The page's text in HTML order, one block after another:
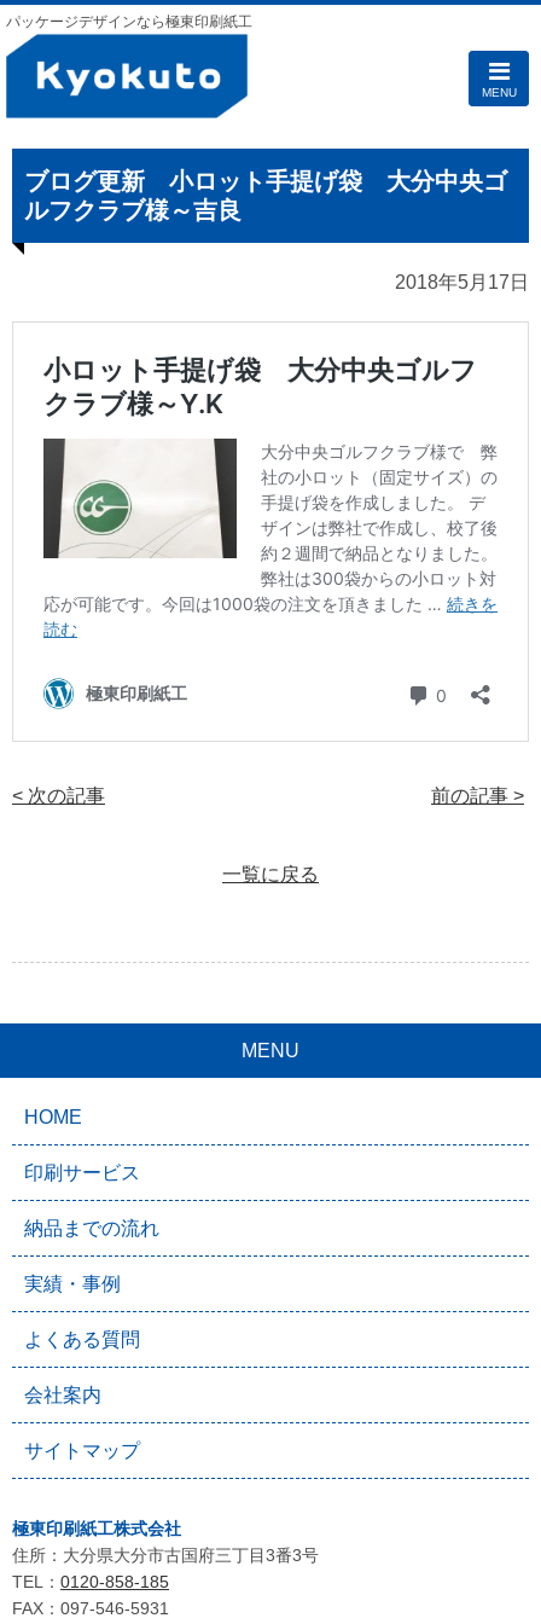
パッケージデザインなら極東印刷紙工
MENU
ブログ更新 小ロット手提げ袋 大分中央ゴ
ルフクラブ様～吉良
2018年5月17日
< 次の記事 前の記事 >
一覧に戻る
MENU
HOME
印刷サービス
納品までの流れ
実績・事例
よくある質問
会社案内
サイトマップ
極東印刷紙工株式会社
住所：大分県大分市古国府三丁目3番3号
TEL： 0120-858-185
FAX：097-546-5931